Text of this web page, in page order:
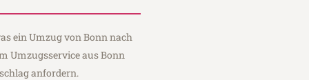
ein Umzug von Bonn nach
Umzugsservice aus Bonn
anfordern.